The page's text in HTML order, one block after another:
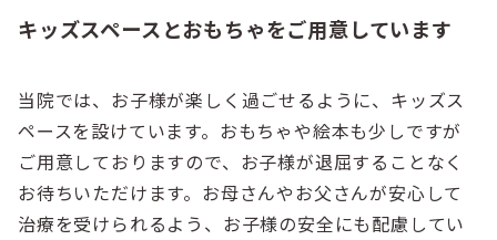
キッズスペースとおもちゃをご用意しています
当院では、お子様が楽しく過ごせるように、キッズス
ペースを設けています。おもちゃや絵本も少しですが
ご用意しておりますので、お子様が退屈することなく
お待ちいただけます。お母さんやお父さんが安心して
治療を受けられるよう、お子様の安全にも配慮してい